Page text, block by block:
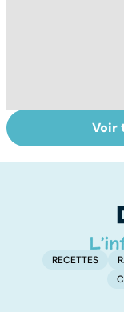
HPV : tout
sur les
Voir
RECETTES